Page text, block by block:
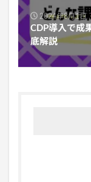
2024年8月1日
CDP導入で成
底解説